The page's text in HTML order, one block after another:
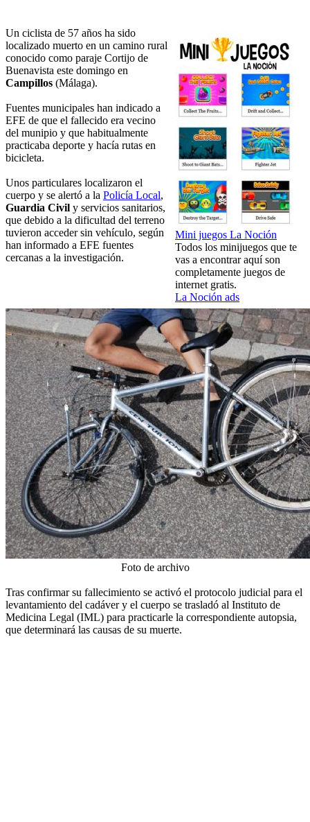
Mini juegos La Noción
Todos los minijuegos que te
vas a encontrar aquí son
completamente juegos de
internet gratis.
La Noción ads
Un ciclista de 57 años ha sido
localizado muerto en un camino rural
conocido como paraje Cortijo de
Buenavista este domingo en
Campillos (Málaga).
Fuentes municipales han indicado a
EFE de que el fallecido era vecino
del munipio y que habitualmente
practicaba deporte y hacía rutas en
bicicleta.
Unos particulares localizaron el
cuerpo y se alertó a la Policía Local,
Guardia Civil y servicios sanitarios,
que debido a la dificultad del terreno
tuvieron acceder sin vehículo, según
han informado a EFE fuentes
cercanas a la investigación.
Foto de archivo
Tras confirmar su fallecimiento se activó el protocolo judicial para el
levantamiento del cadáver y el cuerpo se trasladó al Instituto de
Medicina Legal (IML) para practicarle la correspondiente autopsia,
que determinará las causas de su muerte.